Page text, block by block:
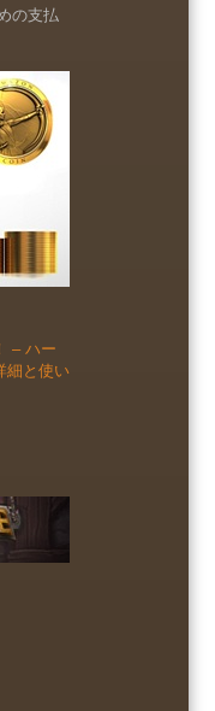
の支払
– ハー
細と使い